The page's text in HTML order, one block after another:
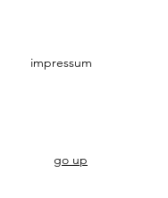
impressum
go up